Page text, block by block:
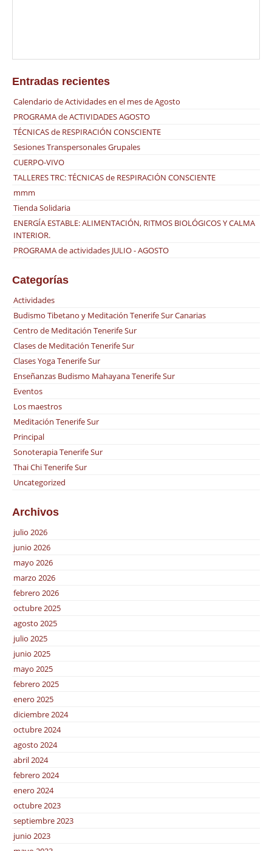
Entradas recientes
Calendario de Actividades en el mes de Agosto
PROGRAMA de ACTIVIDADES AGOSTO
TÉCNICAS de RESPIRACIÓN CONSCIENTE
Sesiones Transpersonales Grupales
CUERPO-VIVO
TALLERES TRC: TÉCNICAS de RESPIRACIÓN CONSCIENTE
mmm
Tienda Solidaria
ENERGÍA ESTABLE: ALIMENTACIÓN, RITMOS BIOLÓGICOS Y CALMA
INTERIOR.
PROGRAMA de actividades JULIO - AGOSTO
Categorías
Actividades
Budismo Tibetano y Meditación Tenerife Sur Canarias
Centro de Meditación Tenerife Sur
Clases de Meditación Tenerife Sur
Clases Yoga Tenerife Sur
Enseñanzas Budismo Mahayana Tenerife Sur
Eventos
Los maestros
Meditación Tenerife Sur
Principal
Sonoterapia Tenerife Sur
Thai Chi Tenerife Sur
Uncategorized
Archivos
julio 2026
junio 2026
mayo 2026
marzo 2026
febrero 2026
octubre 2025
agosto 2025
julio 2025
junio 2025
mayo 2025
febrero 2025
enero 2025
diciembre 2024
octubre 2024
agosto 2024
abril 2024
febrero 2024
enero 2024
octubre 2023
septiembre 2023
junio 2023